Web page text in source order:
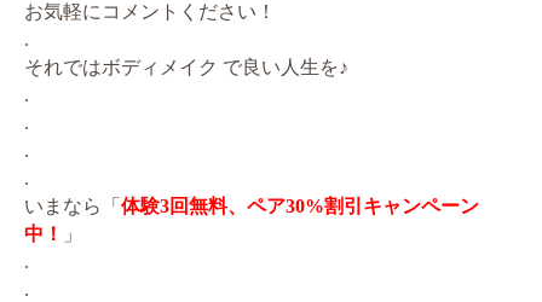
お気軽にコメントください！
.
それではボディメイク で良い人生を♪
.
.
.
.
いまなら「 体験3回無料、ペア30%割引キャンペーン
中！
」
.
.